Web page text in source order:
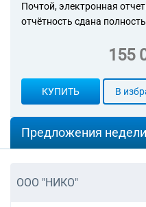
Почтой, электронная
отчётность сдана
155
КУПИТЬ В
Предложения недели
ООО "НИКО"